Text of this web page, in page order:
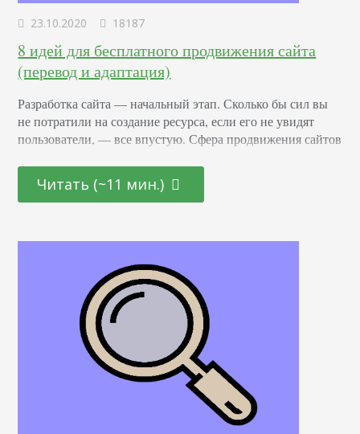
23.10.2020 18187
8 идей для бесплатного продвижения сайта
(перевод и адаптация)
Разработка сайта — начальный этап. Сколько бы сил вы
не потратили на создание ресурса, если его не увидят
пользователи, — все впустую. Сфера продвижения сайтов
много важных аспектов. Кроме того, SEO —
дорогостоящее мероприятие, на которое может не хватить
Читать (~11 мин.)